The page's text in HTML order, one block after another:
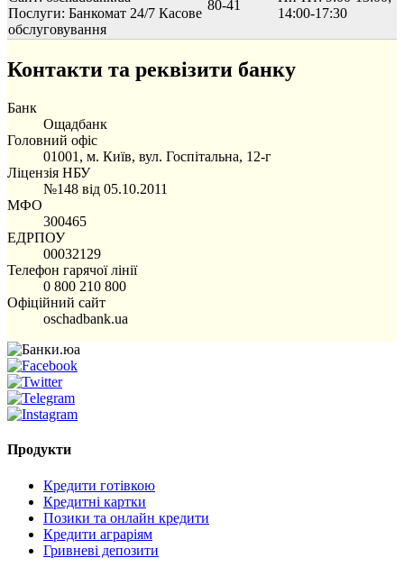
Послуги: Банкомат 24/7 Касове
обслуговування
80-41
14:00-17:30
Контакти та реквізити банку
Банк
Ощадбанк
Головний офіс
01001, м. Київ, вул. Госпітальна, 12-г
Ліцензія НБУ
№148 від 05.10.2011
МФО
300465
ЕДРПОУ
00032129
Телефон гарячої лінії
0 800 210 800
Офіційний сайт
oschadbank.ua
Продукти
Кредити готівкою
Кредитні картки
Позики та онлайн кредити
Кредити аграріям
Гривневі депозити